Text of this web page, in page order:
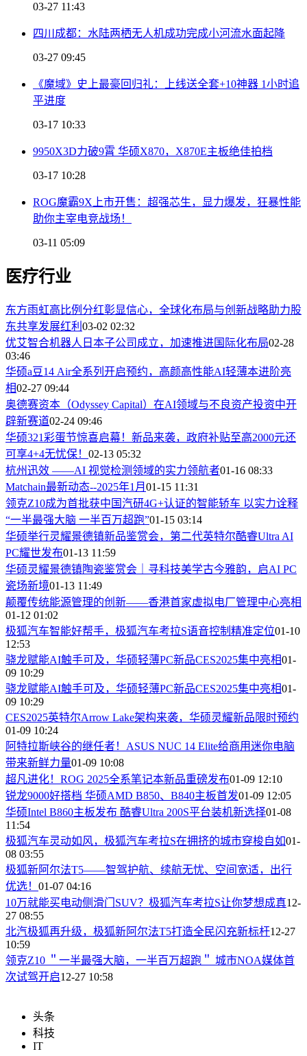
03-27 11:43
四川成都：水陆两栖无人机成功完成小河流水面起降
03-27 09:45
《魔域》史上最豪回归礼：上线送全套+10神器 1小时追
平进度
03-17 10:33
9950X3D力破9霄 华硕X870，X870E主板绝佳拍档
03-17 10:28
ROG魔霸9X上市开售：超强芯生，显力爆发，狂暴性能
助你主宰电竞战场！
03-11 05:09
医疗行业
东方雨虹高比例分红彰显信心，全球化布局与创新战略助力股
东共享发展红利 03-02 02:32
优艾智合机器人日本子公司成立，加速推进国际化布局02-28
03:46
华硕a豆14 Air全系列开启预约，高颜高性能AI轻薄本进阶亮
相02-27 09:44
奥德赛资本（Odyssey Capital）在AI领域与不良资产投资中开
辟新赛道02-24 09:46
华硕321彩蛋节惊喜启幕！新品来袭，政府补贴至高2000元还
可享4+4无忧保！ 02-13 05:32
杭州迅效 ——AI 视觉检测领域的实力领航者01-16 08:33
Matchain最新动态--2025年1月 01-15 11:31
领克Z10成为首批获中国汽研4G+认证的智能轿车 以实力诠释
“一半最强大脑 一半百万超跑”01-15 03:14
华硕举行灵耀景德镇新品鉴赏会，第二代英特尔酷睿Ultra AI
PC耀世发布01-13 11:59
华硕灵耀景德镇陶瓷鉴赏会｜寻科技美学古今雅韵，启AI PC
瓷场新境01-13 11:49
颠覆传统能源管理的创新——香港首家虚拟电厂管理中心亮相
01-12 01:02
极狐汽车智能好帮手，极狐汽车考拉S语音控制精准定位01-10
12:53
骁龙赋能AI触手可及，华硕轻薄PC新品CES2025集中亮相01-
09 10:29
骁龙赋能AI触手可及，华硕轻薄PC新品CES2025集中亮相01-
09 10:29
CES2025英特尔Arrow Lake架构来袭，华硕灵耀新品限时预约
01-09 10:24
阿特拉斯峡谷的继任者！ASUS NUC 14 Elite给商用迷你电脑
带来新鲜力量01-09 10:08
超凡进化！ROG 2025全系笔记本新品重磅发布01-09 12:10
锐龙9000好搭档 华硕AMD B850、B840主板首发01-09 12:05
华硕Intel B860主板发布 酷睿Ultra 200S平台装机新选择01-08
11:54
极狐汽车灵动如风，极狐汽车考拉S在拥挤的城市穿梭自如01-
08 03:55
​极狐新阿尔法T5——智驾护航、续航无忧、空间宽适，出行
优选！ 01-07 04:16
​10万就能买电动侧滑门SUV？极狐汽车考拉S让你梦想成真12-
27 08:55
北汽极狐再升级，极狐新阿尔法T5打造全民闪充新标杆12-27
10:59
领克Z10 ＂一半最强大脑，一半百万超跑＂ 城市NOA媒体首
次试驾开启12-27 10:58
头条
科技
IT